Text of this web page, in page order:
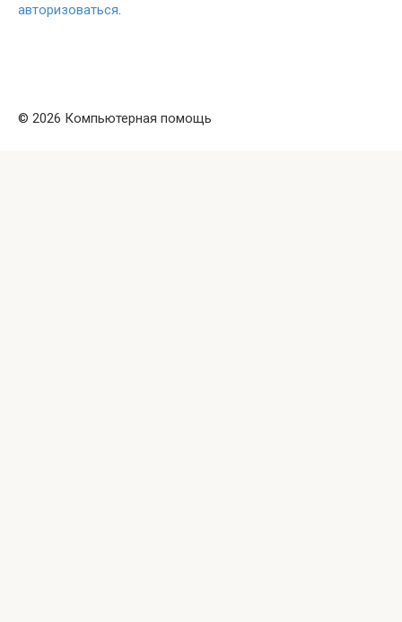
авторизоваться
© 2026 Компьютерная помощь